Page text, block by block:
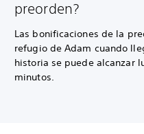
preorden?
Las bonificaciones de la
refugio de Adam cuando
historia se puede alcanzar
minutos.